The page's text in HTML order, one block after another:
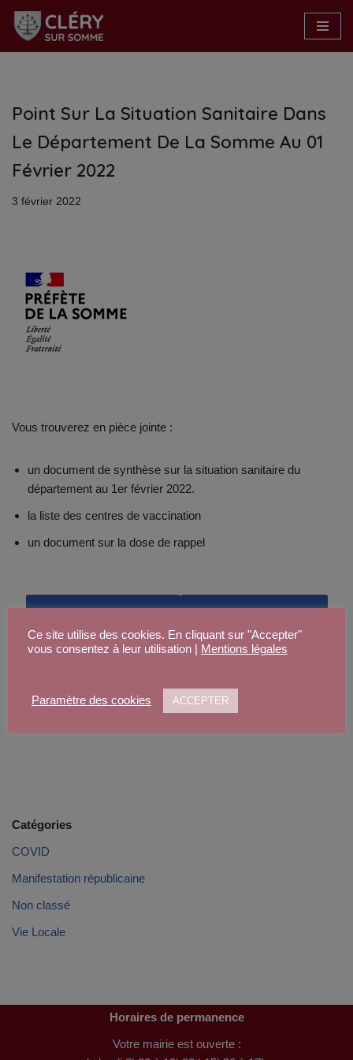
Aller
Point Sur La Situation Sanitaire Dans
Le Département De La Somme Au 01
Février 2022
3 février 2022
Vous trouverez en pièce jointe :
un document de synthèse sur la situation sanitaire du
département au 1er février 2022.
la liste des centres de vaccination
un document sur la dose de rappel
dose de rappel
Catégories
COVID
Manifestation républicaine
Non classé
Vie Locale
Horaires de permanence
Votre mairie est ouverte :
Ce site utilise des cookies. En cliquant sur "Accepter"
vous consentez à leur utilisation |
Mentions légales
Paramètre des cookies ACCEPTER